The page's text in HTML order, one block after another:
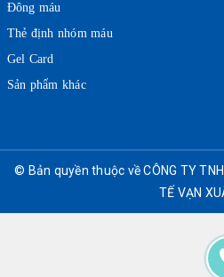
Đông máu
Thẻ định nhóm máu
Gel Card
Sản phẩm khác
© Bản quyền thuộc về CÔNG TY
TẾ VẠN